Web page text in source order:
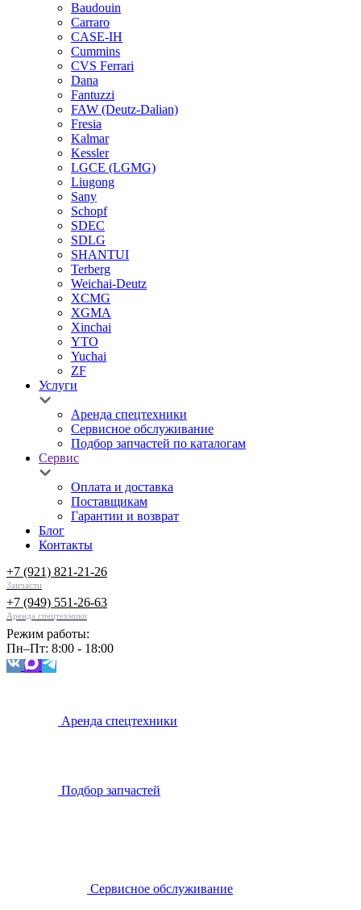
Baudouin
Carraro
CASE-IH
Cummins
CVS Ferrari
Dana
Fantuzzi
FAW (Deutz-Dalian)
Fresia
Kalmar
Kessler
LGCE (LGMG)
Liugong
Sany
Schopf
SDEC
SDLG
SHANTUI
Terberg
Weichai-Deutz
XCMG
XGMA
Xinchai
YTO
Yuchai
ZF
Услуги
Аренда спецтехники
Сервисное обслуживание
Подбор запчастей по каталогам
Сервис
Оплата и доставка
Поставщикам
Гарантии и возврат
Блог
Контакты
+7 (921) 821-21-26
Запчасти
+7 (949) 551-26-63
Аренда спецтехники
Режим работы:
Пн–Пт: 8:00 - 18:00
Аренда спецтехники
Подбор запчастей
Сервисное обслуживание